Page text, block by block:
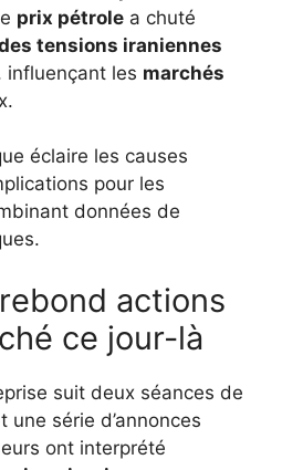
prix pétrole a chuté
tensions iraniennes
influençant les marchés
éclaire les causes
pour les
données de
actions
ce jour-là
suit deux séances de
série d’annonces
ont interprété